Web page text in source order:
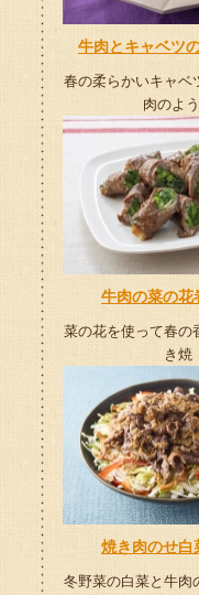
牛肉とキャベツ
春の柔らかいキャベ
肉のよ
牛肉の菜の花
菜の花を使って春の
き焼
焼き肉のせ白
冬野菜の白菜と牛肉